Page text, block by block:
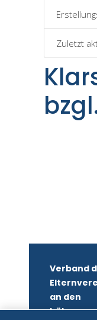
Zuletzt
Verband
an den
höheren